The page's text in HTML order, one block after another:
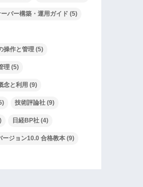
バー構築・運用ガイド (5)
操作と管理 (5)
理 (5)
念と利用 (9)
技術評論社 (9)
日経BP社 (4)
ジョン10.0 合格教本 (9)